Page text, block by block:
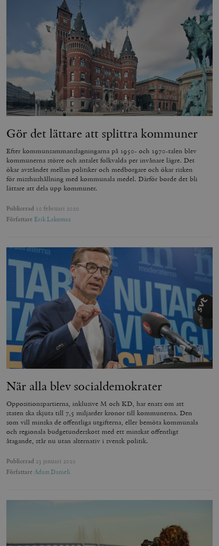
Gör det lättare att splittra kommuner
Efter kommunsammanslagningarna på 1950- och 1970-talen blev
kommunerna större och antalet folkvalda per invånare lägre. Det
ökar avståndet mellan politiker och medborgare och ökar risken
för misshushållning med kommunala medel. Därför borde det bli
lättare att dela upp kommuner.
Publicerad 10 februari 2020
Författare Erik Lakomaa
När alla blev socialdemokrater
Oppositionspartierna, inklusive M och KD, har enats om att
staten ska skjuta till 7,5 miljarder kronor till kommunerna. Den
som vill minska de offentliga utgifterna, eller bemöta kommunala
och regionala budgetunderskott med ett minskat offentligt
åtagande, står nu utan alternativ i svensk politik.
Publicerad 23 januari 2020
Författare Adam Danieli